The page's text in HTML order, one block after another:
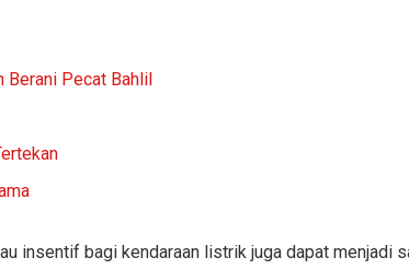
Berani Pecat Bahlil
insentif bagi kendaraan listrik juga dapat menjadi